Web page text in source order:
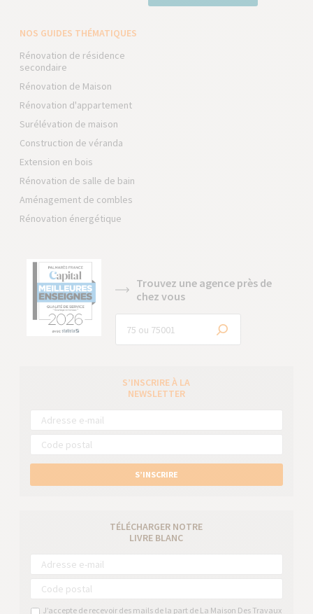
NOS GUIDES THÉMATIQUES
Rénovation de résidence
secondaire
Rénovation de Maison
Rénovation d'appartement
Surélévation de maison
Construction de véranda
Extension en bois
Rénovation de salle de bain
Aménagement de combles
Rénovation énergétique
Trouvez une agence près de
chez vous
S’INSCRIRE À LA
NEWSLETTER
S’INSCRIRE
TÉLÉCHARGER NOTRE
LIVRE BLANC
J’accepte de recevoir des mails de la part de La Maison Des Travaux